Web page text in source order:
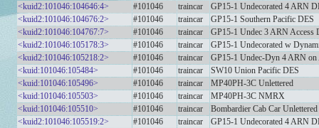
<kuid2:101046:104646:4>
#101046 traincar
GP15-1 Undecorated 4 ARN
<kuid2:101046:104676:2>
#101046 traincar
GP15-1 Southern Pacific DES
<kuid2:101046:104767:7>
#101046 traincar
GP15-1 Undec 3 ARN Access
<kuid2:101046:105178:3>
#101046 traincar
GP15-1 Undecorated w
<kuid2:101046:105218:2>
#101046 traincar
GP15-1 Undec-Dyn 4 ARN on
<kuid:101046:105484>
#101046 traincar
SW10 Union Pacific DES
<kuid:101046:105496>
#101046 traincar
MP40PH-3C Unlettered
<kuid:101046:105503>
#101046 traincar
MP40PH-3C NMRX
<kuid:101046:105510>
#101046 traincar
Bombardier Cab Car Unlettered
<kuid2:101046:105519:2>
#101046 traincar
GP15-1 Undecorated 4 ARN